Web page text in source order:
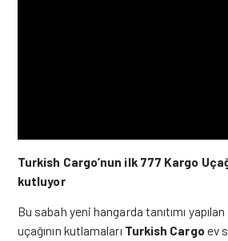
Turkish Cargo’nun ilk 777 Kargo
kutluyor
Bu sabah yeni hangarda tanıtımı yapılan
uçağının kutlamaları Turkish Cargoev